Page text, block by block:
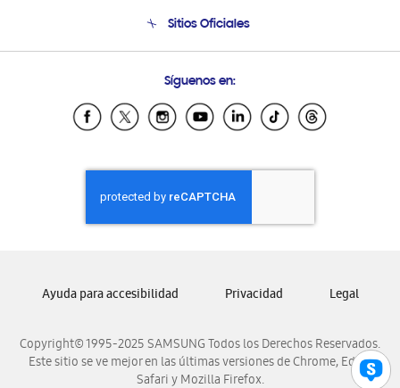
Condiciones de Compra
Soporte vía eMail
Sitios Oficiales
Samsung Ecuador
Samsung El Salvador
Samsung Honduras
Samsung Nicaragua
Samsung Panamá
Samsung Venezuela
Síguenos en:
Copyright© 1995-2025 SAMSUNG Todos los Derechos Reservados.
Este sitio se ve mejor en las últimas versiones de Chrome, Edge,
Safari y Mozilla Firefox.
Ayuda para accesibilidad Privacidad Legal